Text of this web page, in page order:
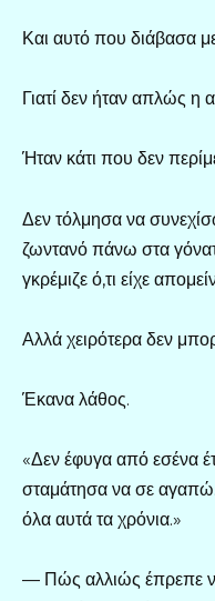
Και αυτό που διάβασα
Γιατί δεν ήταν απλώς η
Ήταν κάτι που δεν
Δεν τόλμησα να
ζωντανό πάνω στα
γκρέμιζε ό,τι είχε
Αλλά χειρότερα δεν
Έκανα λάθος.
«Δεν έφυγα από εσένα
σταμάτησα να σε αγαπώ.
όλα αυτά τα χρόνια.»
— Πώς αλλιώς έπρεπε